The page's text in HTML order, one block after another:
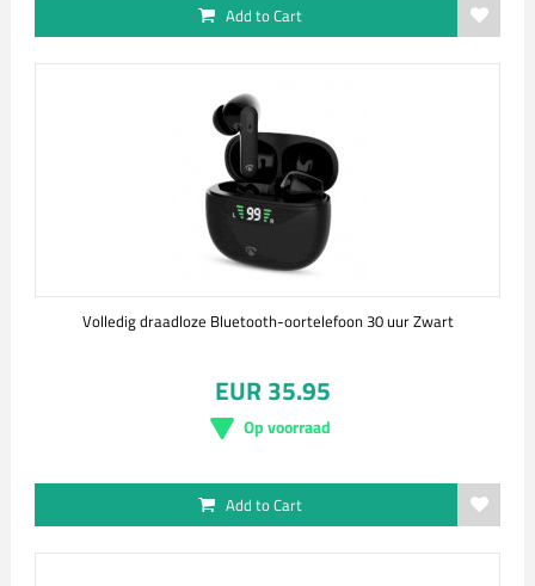
Add to Cart
Volledig draadloze Bluetooth-oortelefoon 30 uur Zwart
EUR 35.95
Op voorraad
Add to Cart